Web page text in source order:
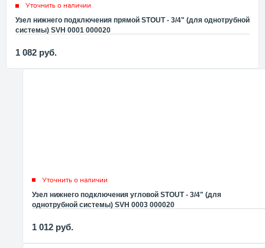
Уточнить о наличии
Узел нижнего подключения прямой STOUT - 3/4" (для однотрубной
системы) SVH 0001 000020
1 082 руб.
Уточнить о наличии
Узел нижнего подключения угловой STOUT - 3/4" (для
однотрубной системы) SVH 0003 000020
1 012 руб.